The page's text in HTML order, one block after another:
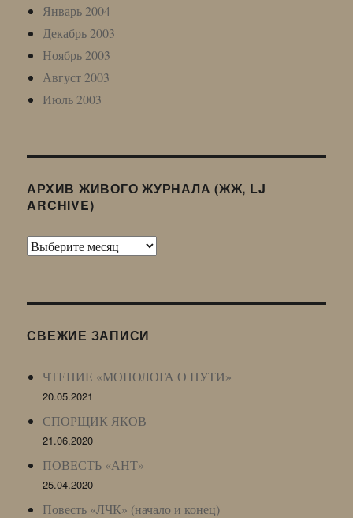
Январь 2004
Декабрь 2003
Ноябрь 2003
Август 2003
Июль 2003
АРХИВ ЖИВОГО ЖУРНАЛА (ЖЖ, LJ
ARCHIVE)
Архив
LJ
СВЕЖИЕ ЗАПИСИ
ЧТЕНИЕ «МОНОЛОГА О ПУТИ»
20.05.2021
СПОРЩИК ЯКОВ
21.06.2020
ПОВЕСТЬ «АНТ»
25.04.2020
Повесть «ЛЧК» (начало и конец)